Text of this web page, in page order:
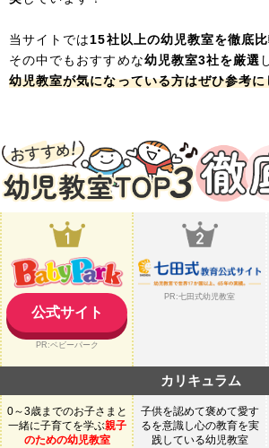
当サイトでは15社以上の幼児教室を徹底比
その中でもおすすめな幼児教室3社を厳選
幼児教室が気になっている方はぜひ参考
公式サイト
PR:ベビーパーク
PR:七田式幼児教室
カリキュラム
0～3歳までのお子さまと
一緒に子育てを学ぶ親子
のための幼児教室
子供を認めて褒めて愛す
るを意識し心の教育を実
践している幼児教室